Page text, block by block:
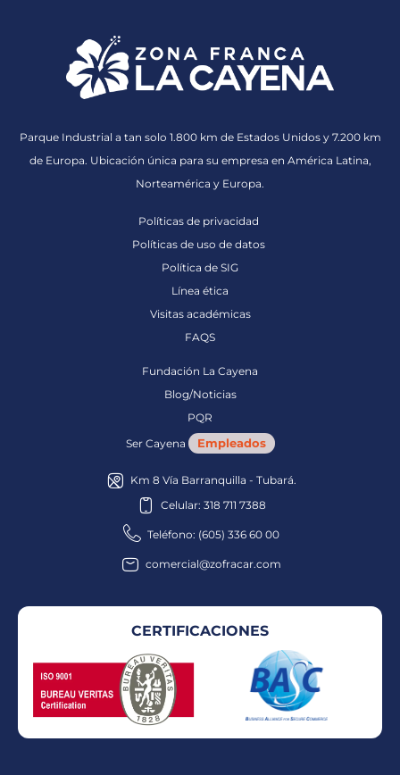
Parque Industrial a tan solo 1.800 km de Estados Unidos y 7.200 km
de Europa. Ubicación única para su empresa en América Latina,
Norteamérica y Europa.
Políticas de privacidad
Políticas de uso de datos
Política de SIG
Línea ética
Visitas académicas
FAQS
Fundación La Cayena
Blog/Noticias
PQR
Ser Cayena
Empleados
Km 8 Vía Barranquilla - Tubará.
Celular: 318 711 7388
Teléfono: (605) 336 60 00
comercial@zofracar.com
CERTIFICACIONES